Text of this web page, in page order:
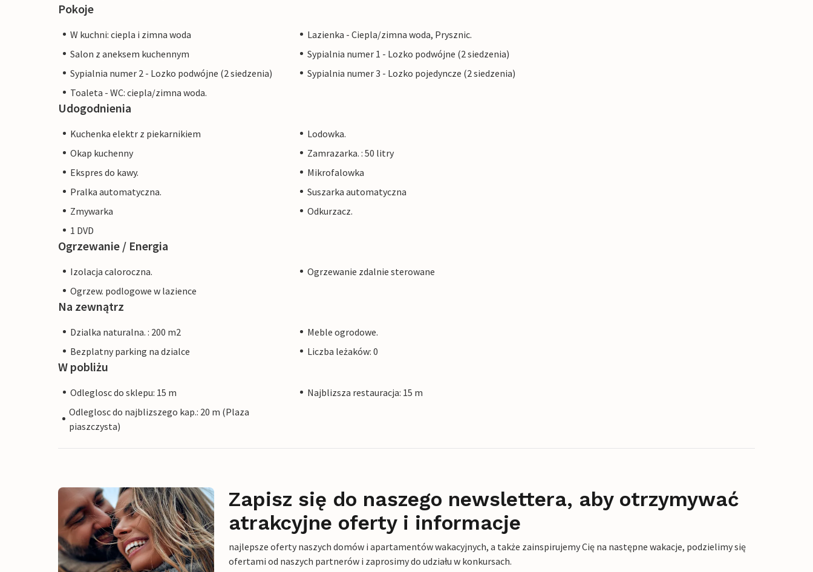
Pokoje
W kuchni: ciepla i zimna woda
Lazienka - Ciepla/zimna woda, Prysznic.
Salon z aneksem kuchennym
Sypialnia numer 1 - Lozko podwójne (2 siedzenia)
Sypialnia numer 2 - Lozko podwójne (2 siedzenia)
Sypialnia numer 3 - Lozko pojedyncze (2 siedzenia)
Toaleta - WC: ciepla/zimna woda.
Udogodnienia
Kuchenka elektr z piekarnikiem
Lodowka.
Okap kuchenny
Zamrazarka. : 50 litry
Ekspres do kawy.
Mikrofalowka
Pralka automatyczna.
Suszarka automatyczna
Zmywarka
Odkurzacz.
1 DVD
Ogrzewanie / Energia
Izolacja caloroczna.
Ogrzewanie zdalnie sterowane
Ogrzew. podlogowe w lazience
Na zewnątrz
Dzialka naturalna. : 200 m2
Meble ogrodowe.
Bezplatny parking na dzialce
Liczba leżaków: 0
W pobliżu
Odleglosc do sklepu: 15 m
Najblizsza restauracja: 15 m
Odleglosc do najblizszego kap.: 20 m (Plaza
piaszczysta)
Zapisz się do naszego newslettera, aby otrzymywać
atrakcyjne oferty i informacje
najlepsze oferty naszych domów i apartamentów wakacyjnych, a także zainspirujemy Cię na następne wakacje, podzielimy się
ofertami od naszych partnerów i zaprosimy do udziału w konkursach.